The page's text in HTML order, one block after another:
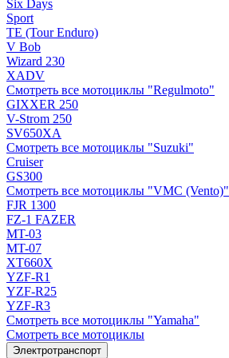
Six Days
Sport
TE (Tour Enduro)
V Bob
Wizard 230
XADV
Смотреть все мотоциклы "Regulmoto"
GIXXER 250
V-Strom 250
SV650XA
Смотреть все мотоциклы "Suzuki"
Cruiser
GS300
Смотреть все мотоциклы "VMC (Vento)"
FJR 1300
FZ-1 FAZER
MT-03
MT-07
XT660X
YZF-R1
YZF-R25
YZF-R3
Смотреть все мотоциклы "Yamaha"
Смотреть все мотоциклы
Электротранспорт